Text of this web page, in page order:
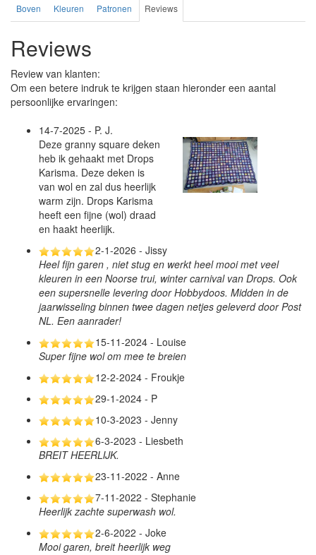
Boven Kleuren Patronen Reviews
Reviews
Review van klanten:
Om een betere indruk te krijgen staan hieronder een aantal
persoonlijke ervaringen:
14-7-2025 - P. J.
Deze granny square deken
heb ik gehaakt met Drops
Karisma. Deze deken is
van wol en zal dus heerlijk
warm zijn. Drops Karisma
heeft een fijne (wol) draad
en haakt heerlijk.
2-1-2026 - Jissy
Heel fijn garen , niet stug en werkt heel mooi met veel
kleuren in een Noorse trui, winter carnival van Drops. Ook
een supersnelle levering door Hobbydoos. Midden in de
jaarwisseling binnen twee dagen netjes geleverd door Post
NL. Een aanrader!
15-11-2024 - Louise
Super fijne wol om mee te breien
12-2-2024 - Froukje
29-1-2024 - P
10-3-2023 - Jenny
6-3-2023 - Liesbeth
BREIT HEERLIJK.
23-11-2022 - Anne
7-11-2022 - Stephanie
Heerlijk zachte superwash wol.
2-6-2022 - Joke
Mooi garen, breit heerlijk weg